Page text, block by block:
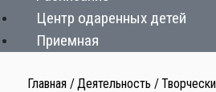
Центр одаренных детей
Приемная
Главная Деятельность